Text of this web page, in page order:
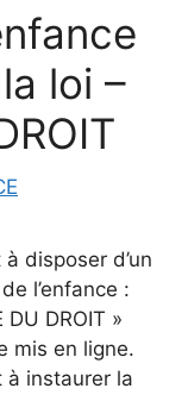
loi –
disposer d’un
l’enfance :
DROIT »
mis en ligne.
à instaurer la